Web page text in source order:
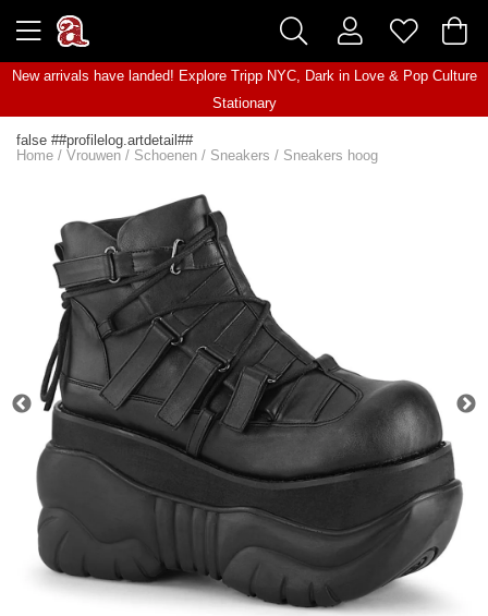
New arrivals have landed! Explore Tripp NYC, Dark in Love& Pop Culture
Stationary
false ##profilelog.artdetail##
Home / Vrouwen / Schoenen / Sneakers / Sneakers hoog